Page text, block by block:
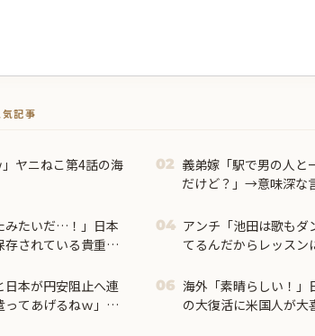
記事
ヤニねこ第4話の海
02 義弟嫁「駅で男の人と
だけど？」→意味深な
みたいだ…！」日本
されている貴重な
04 アンチ「池田は歌も
てるんだからレッスン
日本が円安阻止へ連
てあげるねｗ」
06 海外「素晴らしい！」
の大復活に米国人が大